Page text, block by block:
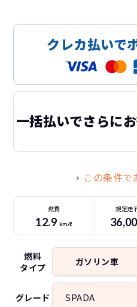
クレカ払いで
一括払いでさらに
この条件で
燃費
12.9 km/ℓ
規定走
36
燃料
タイプ
ガソリン車
グレード SPADA